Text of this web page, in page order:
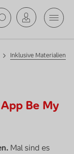
Inklusive Materialien
Be My
Mal sind es